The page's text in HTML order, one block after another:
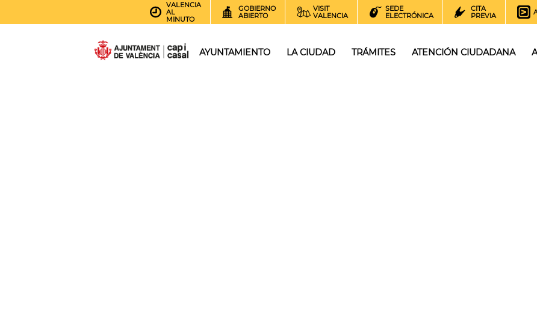
VALENCIA
AL
MINUTO
GOBIERNO
ABIERTO
VISIT
VALENCIA
SEDE
ELECTRÓNICA
CITA
PREVIA
AYUNTAMIENTO LA CIUDAD TRÁMITES ATENCIÓN CIUDADANA